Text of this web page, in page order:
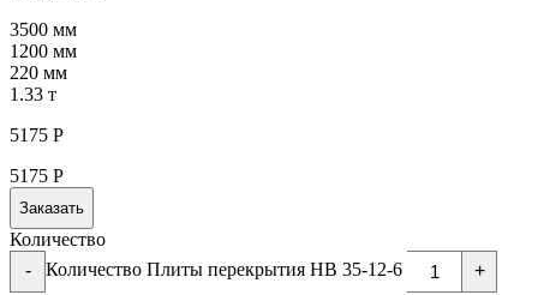
3500 мм
1200 мм
220 мм
1.33 т
5175 Р
5175 Р
Заказать
Количество
-
Количество Плиты перекрытия НВ 35-12-6
+